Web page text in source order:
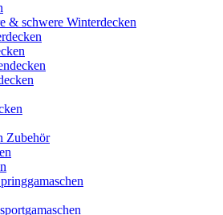
& schwere Winterdecken
Zubehör